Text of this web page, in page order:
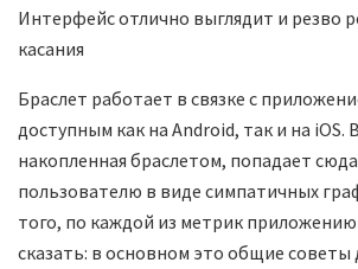
Интерфейс отлично выглядит и резво
касания
Браслет работает в связке с
доступным как на Android, так и на iOS.
накопленная браслетом, попадает
пользователю в виде симпатичных
того, по каждой из метрик приложению
сказать: в основном это общие советы